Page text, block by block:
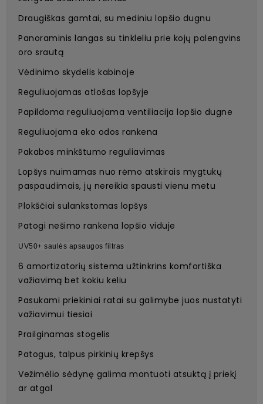
Draugiškas gamtai, su mediniu lopšio dugnu
Panoraminis langas su tinkleliu prie kojų palengvins
oro srautą
Vėdinimo skydelis kabinoje
Reguliuojamas atlošas lopšyje
Papildoma reguliuojama ventiliacija lopšio dugne
Reguliuojama eko odos rankena
Pakabos minkštumo reguliavimas
Lopšys nuimamas nuo rėmo atskirais mygtukų
paspaudimais, jų nereikia spausti vienu metu
Plokščiai sulankstomas lopšys
Patogi nešimo rankena lopšio viduje
UV50+ saulės apsaugos filtras
6 amortizatorių sistema užtinkrins komfortiška
važiavimą bet kokiu keliu
Pasukami priekiniai ratai su galimybe juos nustatyti
važiavimui tiesiai
Prailginamas stogelis
Patogus, talpus pirkinių krepšys
Vežimėlio sėdynę galima montuoti atsuktą į priekį
ar atgal